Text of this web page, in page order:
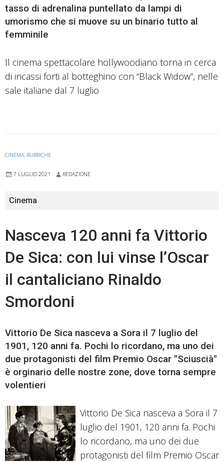
tasso di adrenalina puntellato da lampi di
umorismo che si muove su un binario tutto al
femminile
Il cinema spettacolare hollywoodiano torna in cerca
di incassi forti al botteghino con “Black Widow”, nelle
sale italiane dal 7 luglio
CINEMA, RUBRICHE
7 LUGLIO 2021 REDAZIONE
Cinema
Nasceva 120 anni fa Vittorio
De Sica: con lui vinse l’Oscar
il cantaliciano Rinaldo
Smordoni
Vittorio De Sica nasceva a Sora il 7 luglio del
1901, 120 anni fa. Pochi lo ricordano, ma uno dei
due protagonisti del film Premio Oscar "Sciuscià"
è orginario delle nostre zone, dove torna sempre
volentieri
Vittorio De Sica nasceva a Sora il 7
luglio del 1901, 120 anni fa. Pochi
lo ricordano, ma uno dei due
protagonisti del film Premio Oscar